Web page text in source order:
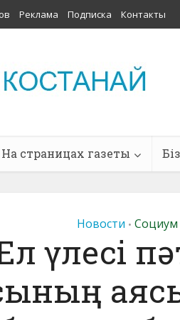
Реклама Подписка Контакты
На страницах газеты
Новости • Социум
үлесі